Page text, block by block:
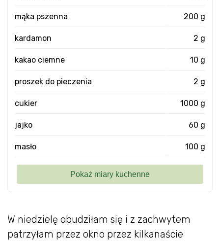
W niedzielę obudziłam się i z zachwytem
patrzyłam przez okno przez kilkanaście
mąka pszenna 200 g
kardamon 2 g
kakao ciemne 10 g
proszek do pieczenia 2 g
cukier 1000 g
jajko 60 g
masło 100 g